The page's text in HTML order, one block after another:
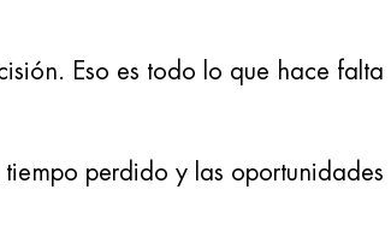
Eso es todo lo que hace falta
perdido y las oportunidades